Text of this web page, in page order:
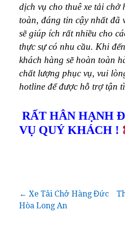
dịch vụ cho thuê xe tải chở
toàn, đáng tin cậy nhất đã
sẽ giúp ích rất nhiều cho
thực sự có nhu cầu. Khi
khách hàng sẽ hoàn toàn
chất lượng phục vụ, vui
hotline để được hỗ trợ tận
RẤT HÂN HẠNH
VỤ QUÝ KHÁCH !
Điều
← Xe Tải Chở Hàng Đức
Hòa Long An